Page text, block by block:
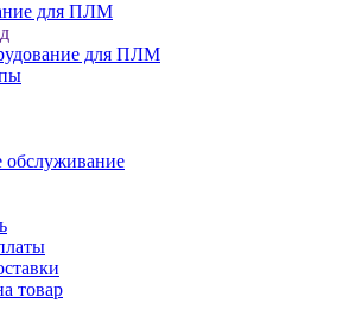
для ПЛМ
для ПЛМ
обслуживание
товар